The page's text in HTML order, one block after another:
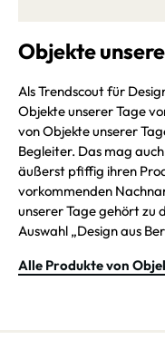
Objekte
Als Trendscout für
Objekte unserer Tage
von Objekte unserer
Begleiter. Das mag
äußerst pfiffig ihren
vorkommenden
unserer Tage gehört zu
Auswahl „Design aus
Alle Produkte von